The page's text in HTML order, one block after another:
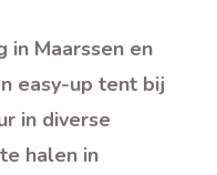
in Maarssen en
easy-up tent bij
in diverse
halen in